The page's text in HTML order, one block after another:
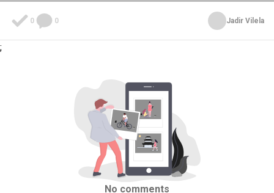
0 0 Jadir Vilela
;
No comments